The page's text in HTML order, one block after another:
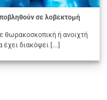
σε λοβεκτομή
θωρακοσκοπική ή ανοιχτή
έχει διακόψει [...]